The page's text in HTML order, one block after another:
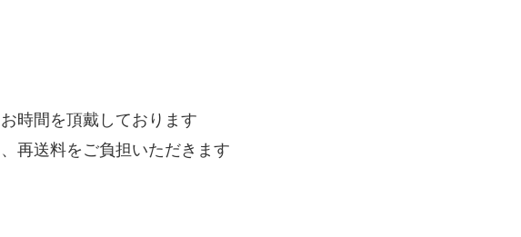
時間を頂戴しております
再送料をご負担いただきます